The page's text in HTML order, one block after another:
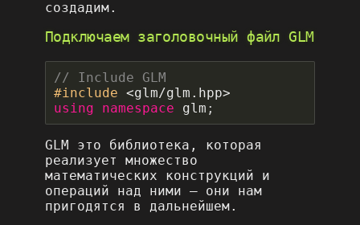
создадим.
Подключаем заголовочный файл GLM
#include <glm/glm.hpp>
using
namespace glm ;
GLM это библиотека, которая
реализует множество
математических конструкций и
операций над ними – они нам
пригодятся в дальнейшем.